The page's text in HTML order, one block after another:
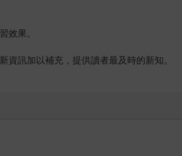
效果。
資訊加以補充，提供讀者最及時的新知。